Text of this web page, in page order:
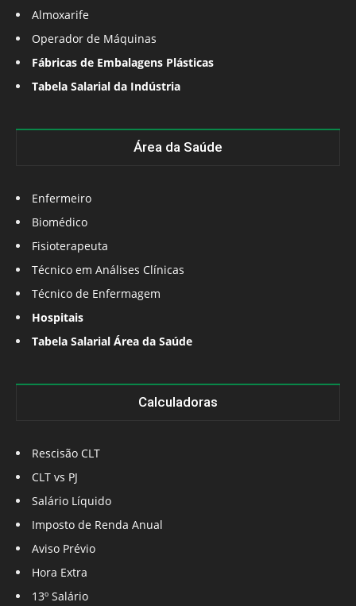
Almoxarife
Operador de Máquinas
Fábricas de Embalagens Plásticas
Tabela Salarial da Indústria
Área da Saúde
Enfermeiro
Biomédico
Fisioterapeuta
Técnico em Análises Clínicas
Técnico de Enfermagem
Hospitais
Tabela Salarial Área da Saúde
Calculadoras
Rescisão CLT
CLT vs PJ
Salário Líquido
Imposto de Renda Anual
Aviso Prévio
Hora Extra
13º Salário